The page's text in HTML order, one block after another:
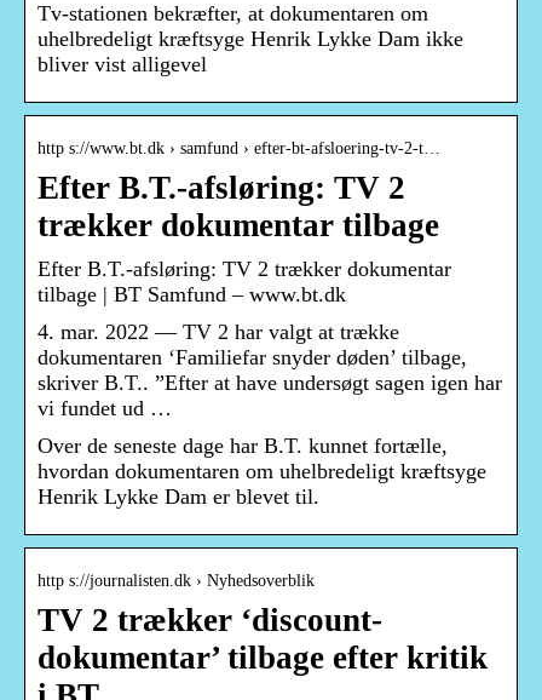
Tv-stationen bekræfter, at dokumentaren om
uhelbredeligt kræftsyge Henrik Lykke Dam ikke
bliver vist alligevel
http s://www.bt.dk › samfund › efter-bt-afsloering-tv-2-t…
Efter B.T.-afsløring: TV 2
trækker dokumentar tilbage
Efter B.T.-afsløring: TV 2 trækker dokumentar
tilbage | BT Samfund – www.bt.dk
4. mar. 2022 — TV 2 har valgt at trække
dokumentaren ‘Familiefar snyder døden’ tilbage,
skriver B.T.. ”Efter at have undersøgt sagen igen har
vi fundet ud …
Over de seneste dage har B.T. kunnet fortælle,
hvordan dokumentaren om uhelbredeligt kræftsyge
Henrik Lykke Dam er blevet til.
http s://journalisten.dk › Nyhedsoverblik
TV 2 trækker ‘discount-
dokumentar’ tilbage efter kritik